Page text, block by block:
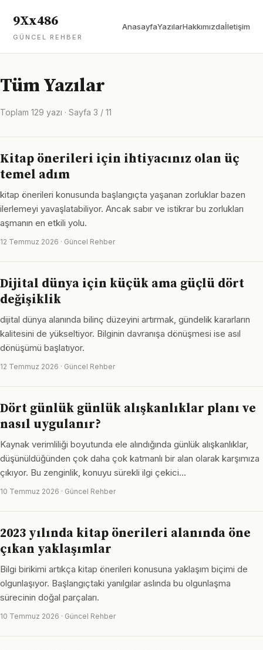
9Xx486
GÜNCEL REHBER
AnasayfaYazılarHakkımızdaİletişim
Tüm Yazılar
Toplam 129 yazı · Sayfa 3 / 11
Kitap önerileri için ihtiyacınız olan üç
temel adım
kitap önerileri konusunda başlangıçta yaşanan zorluklar bazen
ilerlemeyi yavaşlatabiliyor. Ancak sabır ve istikrar bu zorlukları
aşmanın en etkili yolu.
12 Temmuz 2026 · Güncel Rehber
Dijital dünya için küçük ama güçlü dört
değişiklik
dijital dünya alanında bilinç düzeyini artırmak, gündelik kararların
kalitesini de yükseltiyor. Bilginin davranışa dönüşmesi ise asıl
dönüşümü başlatıyor.
12 Temmuz 2026 · Güncel Rehber
Dört günlük günlük alışkanlıklar planı ve
nasıl uygulanır?
Kaynak verimliliği boyutunda ele alındığında günlük alışkanlıklar,
düşünüldüğünden çok daha çok katmanlı bir alan olarak karşımıza
çıkıyor. Bu zenginlik, konuyu sürekli ilgi çekici…
10 Temmuz 2026 · Güncel Rehber
2023 yılında kitap önerileri alanında öne
çıkan yaklaşımlar
Bilgi birikimi artıkça kitap önerileri konusuna yaklaşım biçimi de
olgunlaşıyor. Başlangıçtaki yanılgılar aslında bu olgunlaşma
sürecinin doğal parçaları.
10 Temmuz 2026 · Güncel Rehber